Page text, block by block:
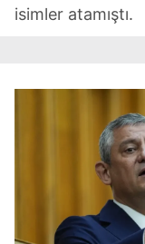
isimler atamıştı.